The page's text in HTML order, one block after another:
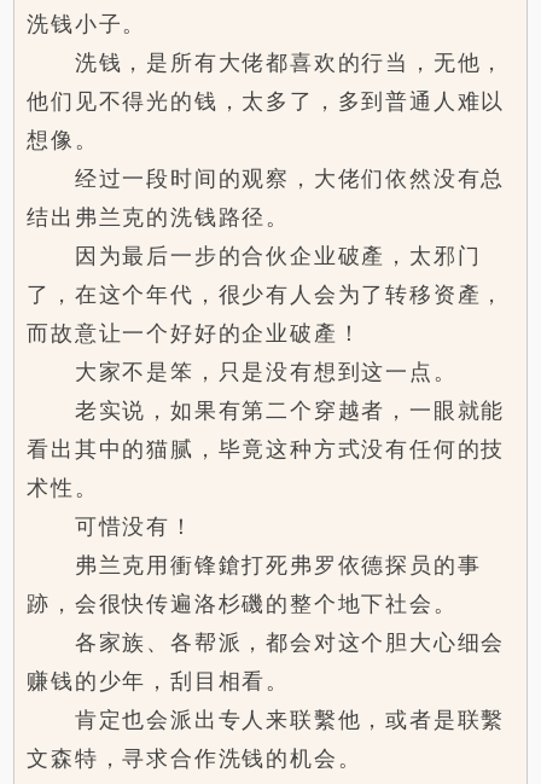
洗钱小子。
洗钱，是所有大佬都喜欢的行当，无他，
他们见不得光的钱，太多了，多到普通人难以
想像。
经过一段时间的观察，大佬们依然没有总
结出弗兰克的洗钱路径。
因为最后一步的合伙企业破產，太邪门
了，在这个年代，很少有人会为了转移资產，
而故意让一个好好的企业破產！
大家不是笨，只是没有想到这一点。
老实说，如果有第二个穿越者，一眼就能
看出其中的猫腻，毕竟这种方式没有任何的技
术性。
可惜没有！
弗兰克用衝锋鎗打死弗罗依德探员的事
跡，会很快传遍洛杉磯的整个地下社会。
各家族、各帮派，都会对这个胆大心细会
赚钱的少年，刮目相看。
肯定也会派出专人来联繫他，或者是联繫
文森特，寻求合作洗钱的机会。